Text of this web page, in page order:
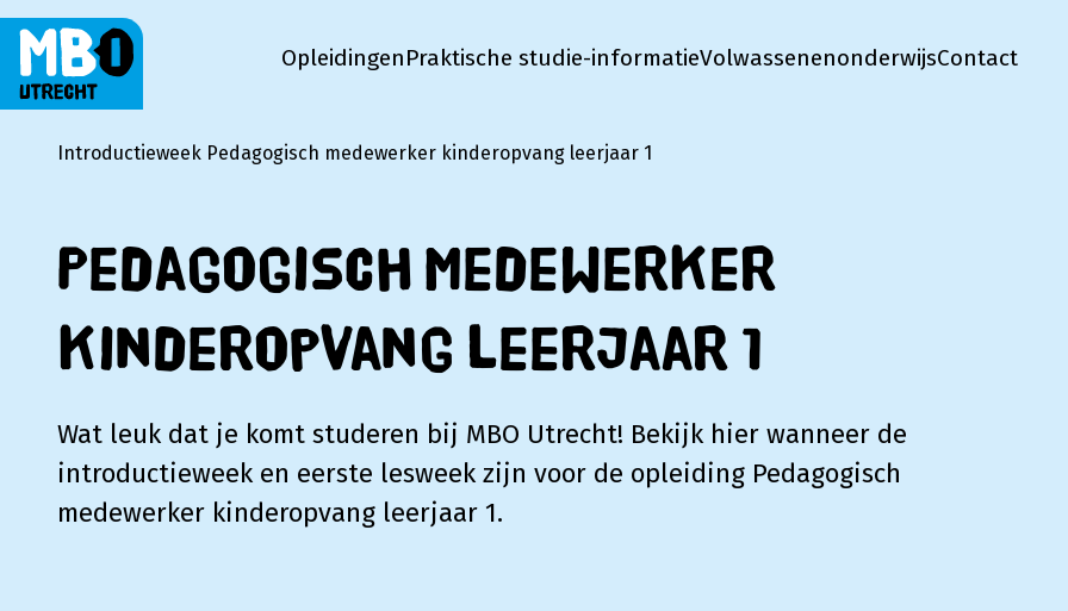
OpleidingenPraktische studie-informatieVolwassenenonderwijsContact
Introductieweek Pedagogisch medewerker kinderopvang leerjaar 1
Pedagogisch medewerker
kinderopvang leerjaar 1
Wat leuk dat je komt studeren bij MBO Utrecht! Bekijk hier wanneer de
introductieweek en eerste lesweek zijn voor de opleiding Pedagogisch
medewerker kinderopvang leerjaar 1.